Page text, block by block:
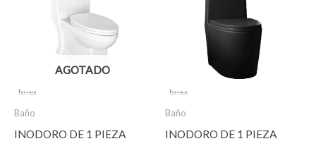
AGOTADO
Baño
INODORO DE 1 PIEZA
Baño
INODORO DE 1 PIEZA